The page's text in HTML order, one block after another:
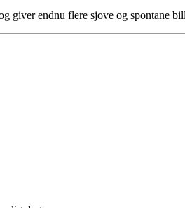
giver endnu flere sjove og spontane